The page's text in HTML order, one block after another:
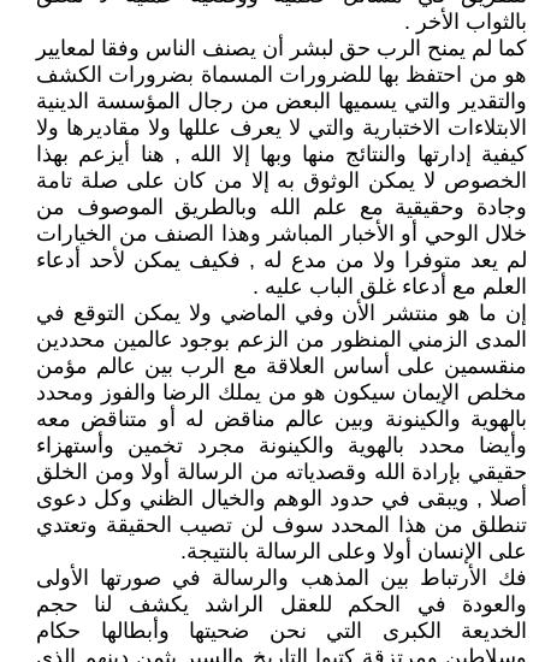
بالثواب الأخر .
كما لم يمنح الرب حق لبشر أن يصنف الناس وفقا لمعايير
هو من احتفظ بها للضرورات المسماة بضرورات الكشف
والتقدير والتي يسميها البعض من رجال المؤسسة الدينية
الابتلاءات الاختبارية والتي لا يعرف عللها ولا مقاديرها ولا
كيفية إدارتها والنتائج منها وبها إلا الله , هنا أيزعم بهذا
الخصوص لا يمكن الوثوق به إلا من كان على صلة تامة
وجادة وحقيقية مع علم الله وبالطريق الموصوف من
خلال الوحي أو الأخبار المباشر وهذا الصنف من الخيارات
لم يعد متوفرا ولا من مدع له , فكيف يمكن لأحد أدعاء
العلم مع أدعاء غلق الباب عليه .
إن ما هو منتشر الأن وفي الماضي ولا يمكن التوقع في
المدى الزمني المنظور من الزعم بوجود عالمين محددين
منقسمين على أساس العلاقة مع الرب بين عالم مؤمن
مخلص الإيمان سيكون هو من يملك الرضا والفوز ومحدد
بالهوية والكينونة وبين عالم مناقض له أو متناقض معه
وأيضا محدد بالهوية والكينونة مجرد تخمين وأستهزاء
حقيقي بإرادة الله وقصدياته من الرسالة أولا ومن الخلق
أصلا , ويبقى في حدود الوهم والخيال الظني وكل دعوى
تنطلق من هذا المحدد سوف لن تصيب الحقيقة وتعتدي
على الإنسان أولا وعلى الرسالة بالنتيجة.
فك الأرتباط بين المذهب والرسالة في صورتها الأولى
والعودة في الحكم للعقل الراشد يكشف لنا حجم
الخديعة الكبرى التي نحن ضحيتها وأبطالها حكام